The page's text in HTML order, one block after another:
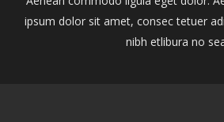
ipsum dolor sit amet, consec tetuer
nibh etlibura no